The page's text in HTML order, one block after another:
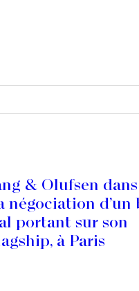
& Olufsen
négociation d’un
portant sur son
à Paris